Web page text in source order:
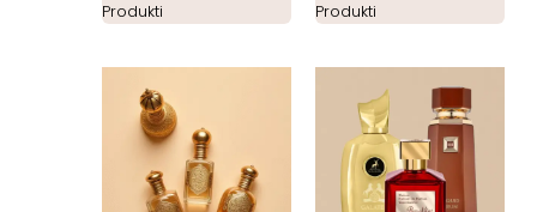
Produkti
Produkti